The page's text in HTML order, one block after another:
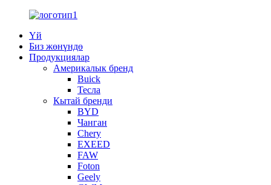
Үй
Биз жөнүндө
Продукциялар
Америкалык бренд
Buick
Тесла
Кытай бренди
BYD
Чанган
Chery
EXEED
FAW
Foton
Geely